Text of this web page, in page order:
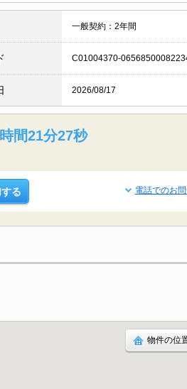
一般契約：2年間
C01004370-
2026/08/17
間21分26秒
る 電話でのお
物件の位